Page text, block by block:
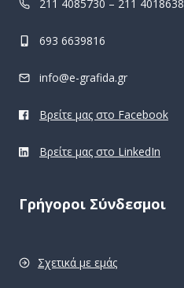
211 4085730 – 211 4018638
693 6639816
info@e-grafida.gr
Βρείτε μας στο Facebook
Βρείτε μας στο LinkedIn
Γρήγοροι Σύνδεσμοι
Σχετικά με εμάς